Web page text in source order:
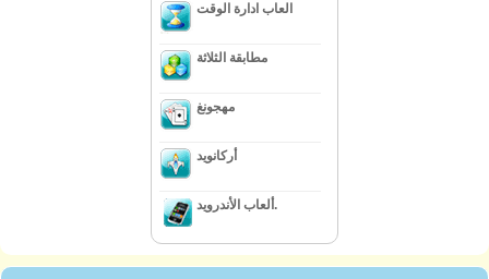
العاب ادارة الوقت
مطابقة الثلاثة
مهجونغ
أركانويد
ألعاب الأندرويد.